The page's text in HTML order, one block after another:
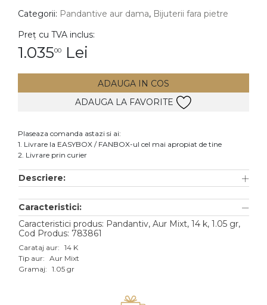
Inele
Cercei
Bratari
Lanturi
Pandantive
Accesorii
Aur galben
Aur alb
Aur roz
Categorii: Pandantive aur dama, Bijuterii fara pietre
Preț cu TVA inclus:
1.03500 Lei
ADAUGA IN COS
ADAUGA LA FAVORITE
Plaseaza comanda astazi si ai:
1. Livrare la EASYBOX / FANBOX-ul cel mai apropiat de tine
2. Livrare prin curier
Descriere:
Caracteristici:
Caracteristici produs: Pandantiv, Aur Mixt, 14 k, 1.05 gr,
Cod Produs: 783861
Carataj aur: 14 K
Tip aur: Aur Mixt
Gramaj: 1.05 gr